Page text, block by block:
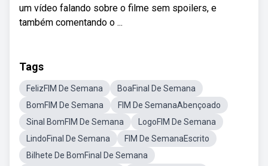
um vídeo falando sobre o filme sem spoilers, e
também comentando o ...
Tags
FelizFIM De Semana
BoaFinal De Semana
BomFIM De Semana
FIM De SemanaAbençoado
Sinal BomFIM De Semana
LogoFIM De Semana
LindoFinal De Semana
FIM De SemanaEscrito
Bilhete De BomFinal De Semana